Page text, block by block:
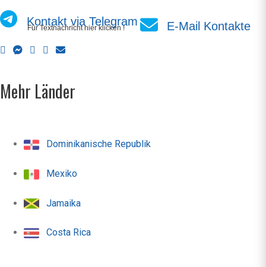
Kontakt via Telegram
Für Textnachricht hier klicken ! E-Mail Kontakte
Mehr Länder
Dominikanische Republik
Mexiko
Jamaika
Costa Rica